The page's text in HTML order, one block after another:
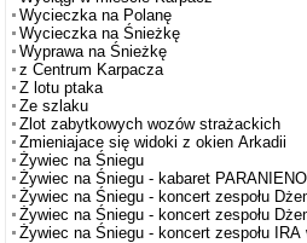
Wycieczka na Polanę
Wycieczka na Śnieżkę
Wyprawa na Śnieżkę
z Centrum Karpacza
Z lotu ptaka
Ze szlaku
Zlot zabytkowych wozów strażackich
Zmieniajace się widoki z okien Arkadii
Żywiec na Śniegu
Żywiec na Śniegu - kabaret
Żywiec na Śniegu - koncert zespołu
Żywiec na Śniegu - koncert zespołu
Żywiec na Śniegu - koncert zespołu IRA